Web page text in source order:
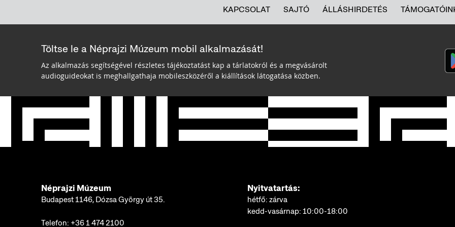
KAPCSOLAT SAJTÓ ÁLLÁSHIRDETÉS
Töltse le a Néprajzi Múzeum mobil alkalmazását!
Az alkalmazás segítségével részletes tájékoztatást kap a tárlatokról és a megvásárolt
audioguideokat is meghallgathaja mobileszközéről a kiállítások látogatása közben.
Néprajzi Múzeum
Budapest 1146, Dózsa György út 35.
Telefon: +36 1 474 2100
Nyitvatartás:
hétfő: zárva
kedd-vasárnap: 10:00-18:00